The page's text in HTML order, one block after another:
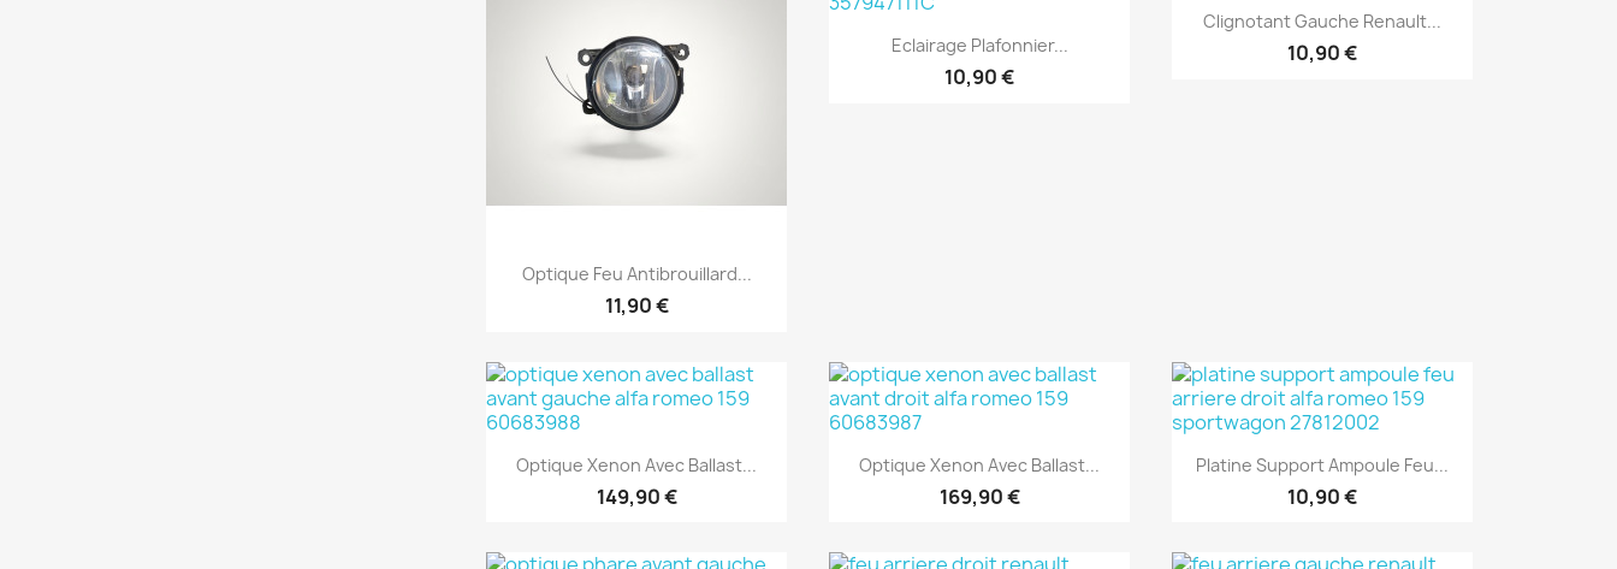
Aperçu rapide
Optique Feu Antibrouillard...
11,90 €
Aperçu rapide
Eclairage Plafonnier...
10,90 €
Aperçu rapide
Clignotant Gauche Renault...
10,90 €
Aperçu rapide
Optique Xenon Avec Ballast...
149,90 €
Aperçu rapide
Optique Xenon Avec Ballast...
169,90 €
Aperçu rapide
Platine Support Ampoule Feu...
10,90 €